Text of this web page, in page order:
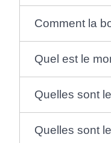
Comment la
Quel est le
Quelles sont
Quelles sont